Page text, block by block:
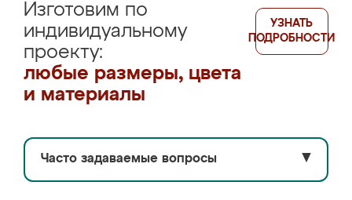
Изготовим по
индивидуальному
проекту:
любые размеры, цвета
и материалы
УЗНАТЬ
ПОДРОБНОСТИ
Часто задаваемые вопросы ▼